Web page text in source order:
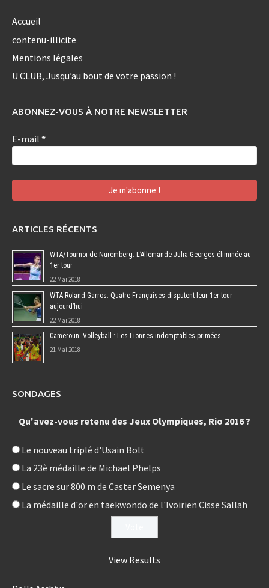
Accueil
contenu-illicite
Mentions légales
U CLUB, Jusqu’au bout de votre passion !
ABONNEZ-VOUS À NOTRE NEWSLETTER
E-mail *
ARTICLES RÉCENTS
WTA/Tournoi de Nuremberg: L’Allemande Julia Georges éliminée au
1er tour
22 Mai 2018
WTA-Roland Garros: Quatre Françaises disputent leur 1er tour
aujourd’hui
22 Mai 2018
Cameroun- Volleyball : Les Lionnes indomptables primées
21 Mai 2018
SONDAGES
Qu'avez-vous retenu des Jeux Olympiques, Rio 2016 ?
Le nouveau triplé d'Usain Bolt
La 23è médaille de Michael Phelps
Le sacre sur 800 m de Caster Semenya
La médaille d'or en taekwondo de l'Ivoirien Cisse Sallah
View Results